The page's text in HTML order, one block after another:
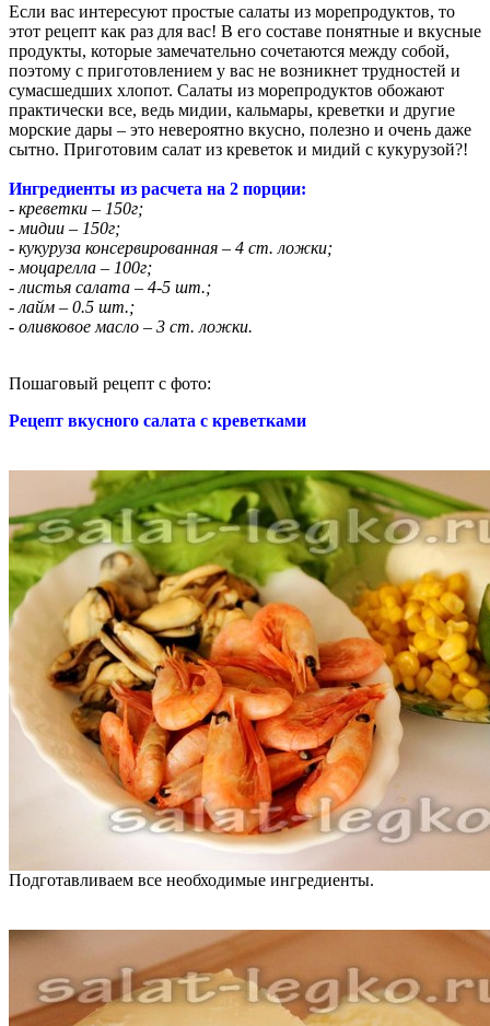
Если вас интересуют простые салаты из морепродуктов, то
этот рецепт как раз для вас! В его составе понятные и вкусные
продукты, которые замечательно сочетаются между собой,
поэтому с приготовлением у вас не возникнет трудностей и
сумасшедших хлопот. Салаты из морепродуктов обожают
практически все, ведь мидии, кальмары, креветки и другие
морские дары – это невероятно вкусно, полезно и очень даже
сытно. Приготовим салат из креветок и мидий с кукурузой?!
Ингредиенты из расчета на 2 порции:
- креветки – 150г;
- мидии – 150г;
- кукуруза консервированная – 4 ст. ложки;
- моцарелла – 100г;
- листья салата – 4-5 шт.;
- лайм – 0.5 шт.;
- оливковое масло – 3 ст. ложки.
Пошаговый рецепт с фото:
Рецепт вкусного салата с креветками
Подготавливаем все необходимые ингредиенты.